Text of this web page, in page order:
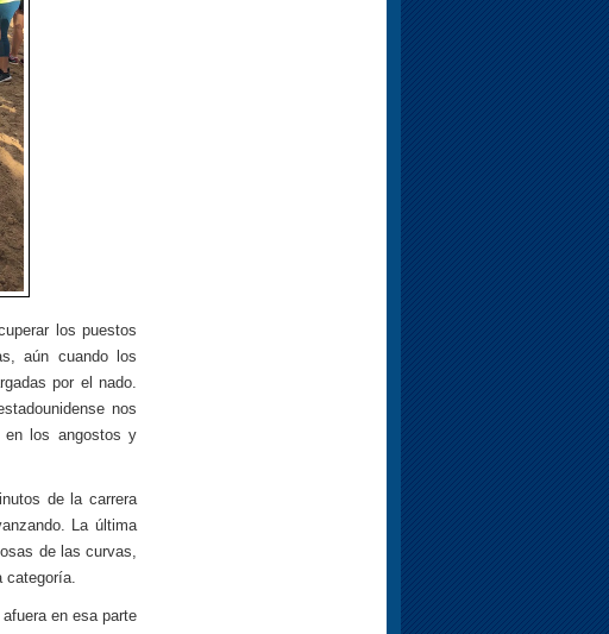
los puestos
aún cuando los
por el nado.
nos
en los angostos y
de la carrera
La última
de las curvas,
categoría.
en esa parte